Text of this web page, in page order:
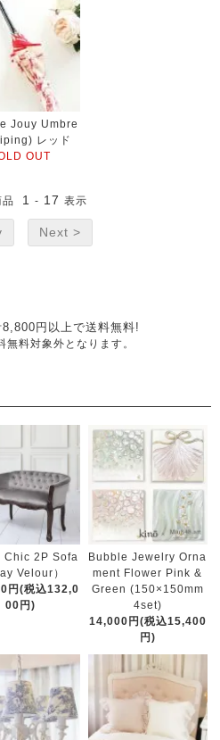
Jouy Umbre
レッド
OUT
1 - 17 表示
Next >
料対象外となります。
Chic 2P Sofa
Velour）
円(税込132,0
00円)
Bubble Jewelry Orna
ment Flower Pink &
Green (150×150mm
4set)
14,000円(税込15,400
円)